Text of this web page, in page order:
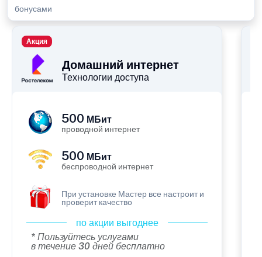
бонусами
Домашний интернет
Технологии доступа
Акция
500 МБит
проводной интернет
500 МБит
беспроводной интернет
При установке Мастер все настроит и
проверит качество
по акции выгоднее
* Пользуйтесь услугами
в течение 30 дней бесплатно